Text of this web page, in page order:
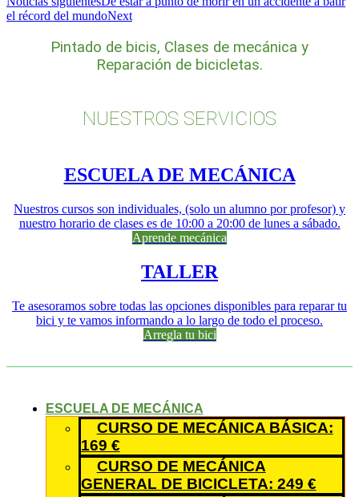
el récord del mundoNext
Pintado de bicis, Clases de mecánica y
Reparación de bicicletas.
NUESTROS SERVICIOS
ESCUELA DE MECÁNICA
Nuestros cursos son individuales, (solo un alumno por profesor) y
nuestro horario de clases es de 10:00 a 20:00 de lunes a sábado.
Aprende mecánica
TALLER
Te asesoramos sobre todas las opciones disponibles para reparar tu
bici y te vamos informando a lo largo de todo el proceso.
Arregla tu bici
ESCUELA DE MECÁNICA
CURSO DE MECÁNICA BÁSICA:
169 €
CURSO DE MECÁNICA
GENERAL DE BICICLETA: 249 €